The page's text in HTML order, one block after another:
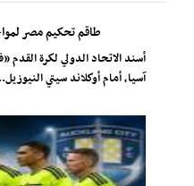
طاقم تحكيم مصر
أسند الاتحاد الدولي لكرة القدم
آسيا، أمام أوكلاند سيتي